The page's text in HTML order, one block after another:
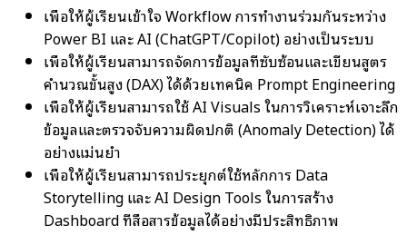
เพื่อให้ผู้เรียนเข้าใจ Workflow การทำงานร่วมกันระหว่าง
Power BI และ AI (ChatGPT/Copilot) อย่างเป็นระบบ
เพื่อให้ผู้เรียนสามารถจัดการข้อมูลที่ซับซ้อนและเขียนสูตร
คำนวณขั้นสูง (DAX) ได้ด้วยเทคนิค Prompt Engineering
เพื่อให้ผู้เรียนสามารถใช้ AI Visuals ในการวิเคราะห์เจาะลึก
ข้อมูลและตรวจจับความผิดปกติ (Anomaly Detection) ได้
อย่างแม่นยำ
เพื่อให้ผู้เรียนสามารถประยุกต์ใช้หลักการ Data
Storytelling และ AI Design Tools ในการสร้าง
Dashboard ที่สื่อสารข้อมูลได้อย่างมีประสิทธิภาพ